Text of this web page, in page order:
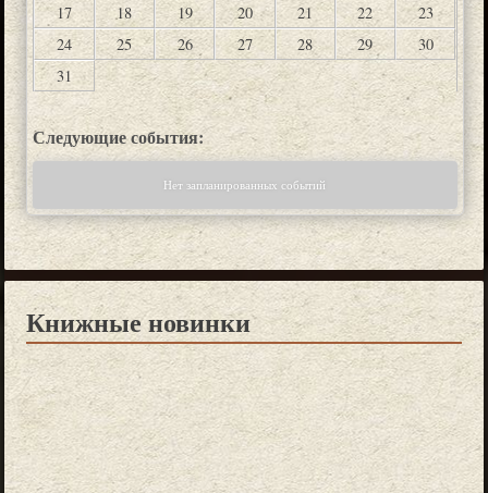
17
18 19 20 21 22
23
24
25 26 27 28 29
30
31
Следующие события:
Нет запланированных событий
Книжные новинки